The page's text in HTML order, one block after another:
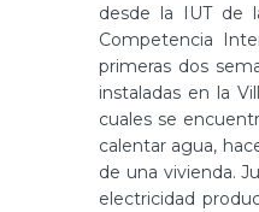
desde la IUT de
Competencia
primeras dos
instaladas en la
cuales se
calentar agua,
de una vivienda.
electricidad